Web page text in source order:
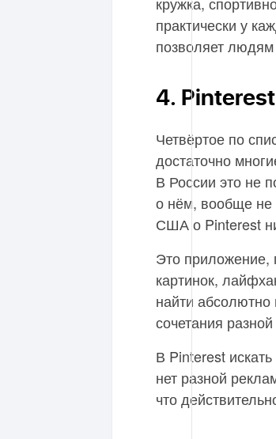
практически у
позволяет
4. Pinterest
Четвёртое по
достаточно
В России это не
о нём, вообще не
США о Pinterest
Это приложение,
картинок,
найти
сочетания
В Pinterest
нет разной
что